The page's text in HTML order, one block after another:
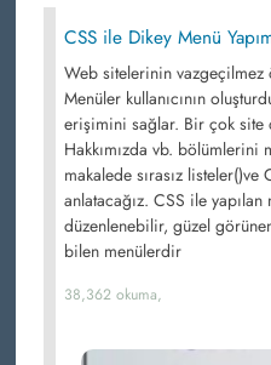
CSS ile Dikey Menü
Web sitelerinin
Menüler kullanıcının
erişimini sağlar. Bir çok site
Hakkımızda vb.
makalede sırasız listeler()ve
anlatacağız. CSS ile
düzenlenebilir, güzel
bilen menülerdir
38,362 okuma,